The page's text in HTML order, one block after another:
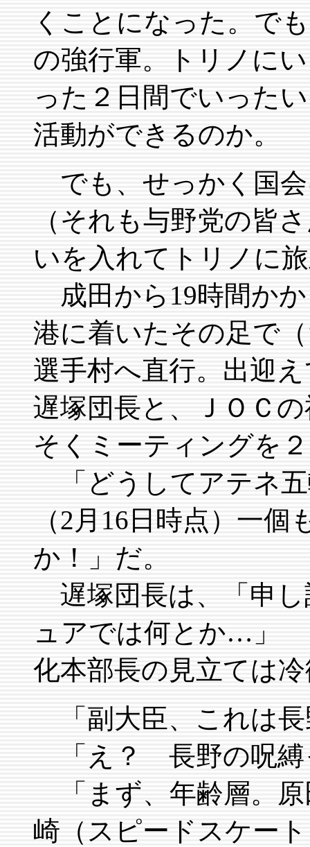
くことになった。で
の強行軍。トリノに
った２日間でいった
活動ができるのか。
でも、せっかく国
（それも与野党の皆
いを入れてトリノに
成田から19時間か
港に着いたその足で
選手村へ直行。出迎
遅塚団長と、ＪＯＣ
そくミーティングを
「どうしてアテネ
（2月16日時点）一
か！」だ。
遅塚団長は、「申
ュアでは何とか…」
化本部長の見立ては
「副大臣、これは
「え？ 長野の呪縛
「まず、年齢層。
崎（スピードスケー